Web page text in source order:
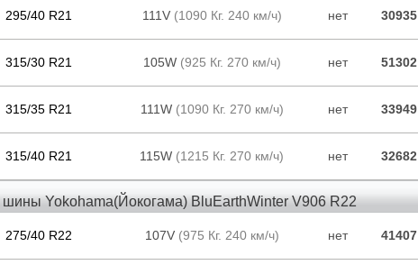
295/40 R21 111V (1090 Кг. 240 км/ч) нет 30935
315/30 R21 105W (925 Кг. 270 км/ч) нет 51302
315/35 R21 111W (1090 Кг. 270 км/ч) нет 33949
315/40 R21 115W (1215 Кг. 270 км/ч) нет 32682
шины Yokohama(Йокогама) BluEarthWinter V906 R22
275/40 R22 107V (975 Кг. 240 км/ч) нет 41407